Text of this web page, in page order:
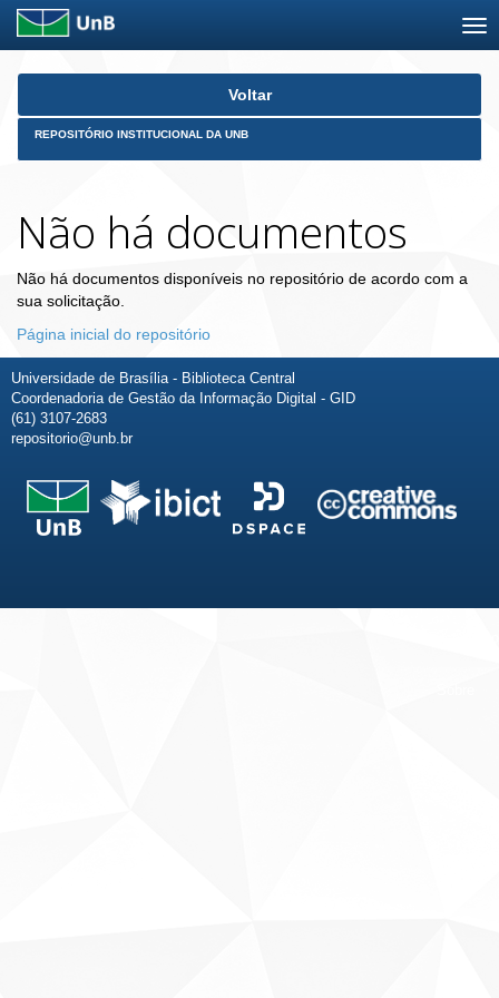
Skip
Voltar
REPOSITÓRIO INSTITUCIONAL DA UNB
Não há documentos
Não há documentos disponíveis no repositório de acordo com a
sua solicitação.
Página inicial do repositório
Universidade de Brasília - Biblioteca Central
Coordenadoria de Gestão da Informação Digital - GID
(61) 3107-2683
repositorio@unb.br